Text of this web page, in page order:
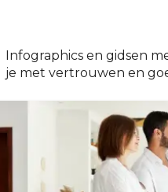
Infographics en gidsen
je met vertrouwen en